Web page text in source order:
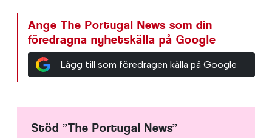
Ange The Portugal News som din
föredragna nyhetskälla på Google
Lägg till som föredragen källa på Google
Stöd ”The Portugal News”